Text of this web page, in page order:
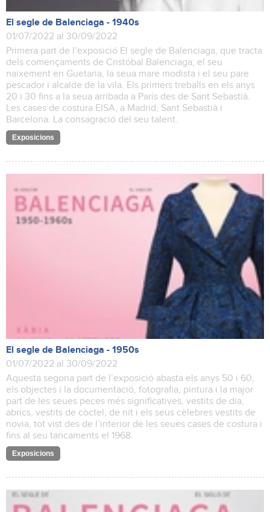
El segle de Balenciaga - 1940s
01/07/2022 al 30/09/2022
Primera part de l’exposició El segle de Balenciaga, que tracta
dels començaments de Cristóbal Balenciaga; el seu
naixement en Guetaria, la seua mare modista i el seu pare
pescador i alcalde de la vila. Els primers treballs en els anys
20 i 30 fins a la seua arribada a París des de Sant Sebastià.
Les cases de costura EISA, a Madrid, Sant Sebastià i
Barcelona. La consagració del seu talent.
Exposicions
El segle de Balenciaga - 1950s
01/07/2022 al 30/09/2022
Aquesta segona part de l’exposició abasta els anys 50 i 60,
els objectes i la documentació, fotografia, pintura i la major
part de les seues peces més significatives, vestits de dia,
abrics, vestits de còctel, de nit i els seus cèlebres vestits de
novia, tot vist des de l’interior de les seues cases de costura i
fins al seu tancaments el 1968.
Exposicions